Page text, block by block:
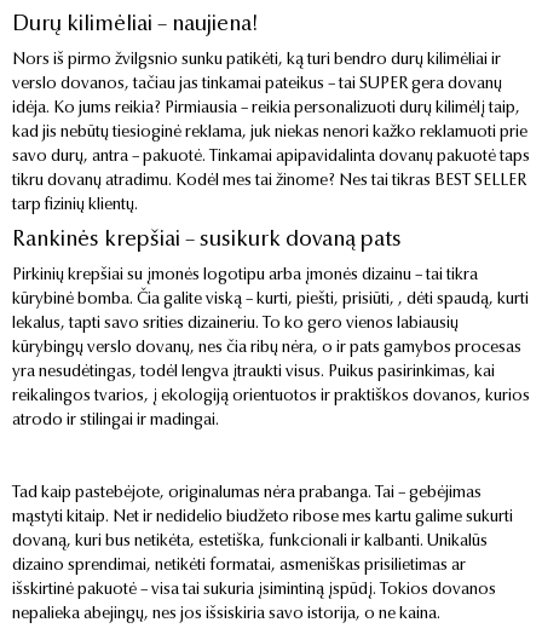
Durų kilimėliai – naujiena!
Nors iš pirmo žvilgsnio sunku patikėti, ką turi bendro durų kilimėliai ir
verslo dovanos, tačiau jas tinkamai pateikus – tai SUPER gera dovanų
idėja. Ko jums reikia? Pirmiausia – reikia personalizuoti durų kilimėlį taip,
kad jis nebūtų tiesioginė reklama, juk niekas nenori kažko reklamuoti prie
savo durų, antra – pakuotė. Tinkamai apipavidalinta dovanų pakuotė taps
tikru dovanų atradimu. Kodėl mes tai žinome? Nes tai tikras BEST SELLER
tarp fizinių klientų.
Rankinės krepšiai – susikurk dovaną pats
Pirkinių krepšiai su įmonės logotipu arba įmonės dizainu – tai tikra
kūrybinė bomba. Čia galite viską – kurti, piešti, prisiūti, , dėti spaudą, kurti
lekalus, tapti savo srities dizaineriu. To ko gero vienos labiausių
kūrybingų verslo dovanų, nes čia ribų nėra, o ir pats gamybos procesas
yra nesudėtingas, todėl lengva įtraukti visus. Puikus pasirinkimas, kai
reikalingos tvarios, į ekologiją orientuotos ir praktiškos dovanos, kurios
atrodo ir stilingai ir madingai.
Tad kaip pastebėjote, originalumas nėra prabanga. Tai – gebėjimas
mąstyti kitaip. Net ir nedidelio biudžeto ribose mes kartu galime sukurti
dovaną, kuri bus netikėta, estetiška, funkcionali ir kalbanti. Unikalūs
dizaino sprendimai, netikėti formatai, asmeniškas prisilietimas ar
išskirtinė pakuotė – visa tai sukuria įsimintiną įspūdį. Tokios dovanos
nepalieka abejingų, nes jos išsiskiria savo istorija, o ne kaina.